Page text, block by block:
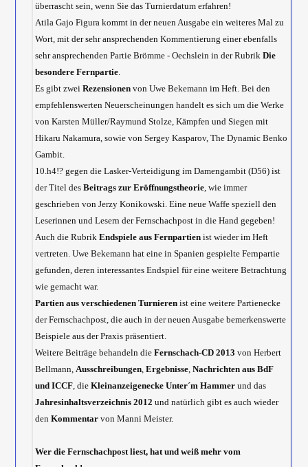
überrascht sein, wenn Sie das Turnierdatum erfahren!
Atila Gajo Figura kommt in der neuen Ausgabe ein weiteres Mal zu
Wort, mit der sehr ansprechenden Kommentierung einer ebenfalls
sehr ansprechenden Partie Brömme - Oechslein in der RubrikDie
besondere Fernpartie.
Es gibt zweiRezensionen von Uwe Bekemann im Heft. Bei den
empfehlenswerten Neuerscheinungen handelt es sich um die Werke
von Karsten Müller/Raymund Stolze, Kämpfen und Siegen mit
Hikaru Nakamura, sowie von Sergey Kasparov, The Dynamic Benko
Gambit.
10.h4!? gegen die Lasker-Verteidigung im Damengambit (D56) ist
der Titel desBeitrags zur Eröffnungstheorie, wie immer
geschrieben von Jerzy Konikowski. Eine neue Waffe speziell den
Leserinnen und Lesern der Fernschachpost in die Hand gegeben!
Auch die RubrikEndspiele aus Fernpartien ist wieder im Heft
vertreten. Uwe Bekemann hat eine in Spanien gespielte Fernpartie
gefunden, deren interessantes Endspiel für eine weitere Betrachtung
wie gemacht war.
Partien aus verschiedenen Turnieren ist eine weitere Partienecke
der Fernschachpost, die auch in der neuen Ausgabe bemerkenswerte
Beispiele aus der Praxis präsentiert.
Weitere Beiträge behandeln dieFernschach-CD 2013 von Herbert
Bellmann,Ausschreibungen,Ergebnisse,Nachrichten aus BdF
und ICCF, dieKleinanzeigenecke Unter´m Hammer und das
Jahresinhaltsverzeichnis 2012 und natürlich gibt es auch wieder
denKommentarvon Manni Meister.
Wer die Fernschachpost liest, hat und weiß mehr vom